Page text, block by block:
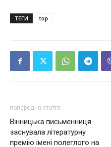
ТЕГИ top
попередня стаття
Вінницька письменниця
заснувала літературну
премію імені полеглого на